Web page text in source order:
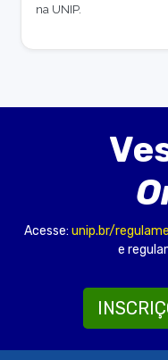
na UNIP.
Acesse: unip.br/
e